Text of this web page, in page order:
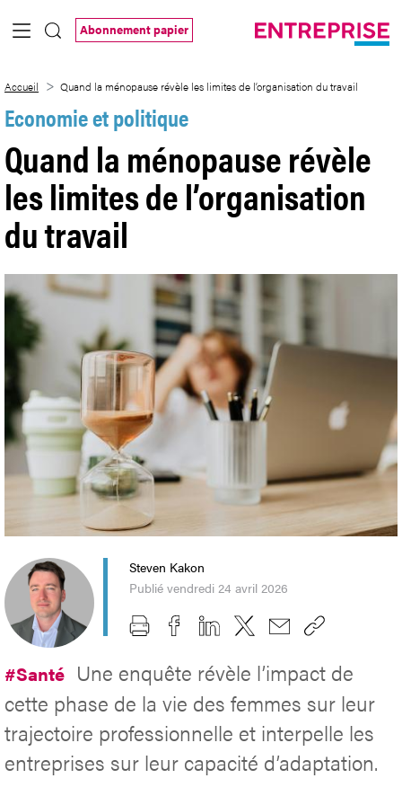
Saut au contenu principal
Abonnement papier
Accueil Quand la ménopause révèle les limites de l’organisation du travail
Economie et politique
Quand la ménopause révèle
les limites de l’organisation
du travail
Steven Kakon
Publié vendredi 24 avril 2026
#Santé Une enquête révèle l’impact de
cette phase de la vie des femmes sur leur
trajectoire professionnelle et interpelle les
entreprises sur leur capacité d’adaptation.